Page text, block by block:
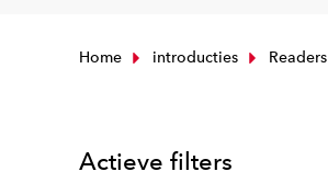
Home introducties Readers
Actieve filters